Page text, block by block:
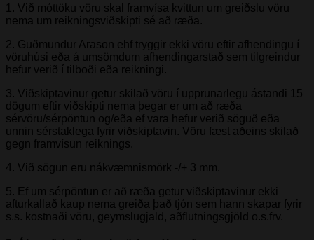
1. Við móttöku vöru skal framvísa kvittun um greiðslu vöru
nema um reikningsviðskipti sé að ræða.
2. Guðmundur Arason ehf tryggir ekki vöru eftir afhendingu í
vöruhúsi eða á umsömdum afhendingarstað sem tilgreindur
hefur verið í tilboði eða reikningi.
3. Viðskiptavinur getur skilað vöru í upprunarlegu ástandi 15
dögum eftir viðskipti nema þegar er um að ræða
sérvöru/sérpöntun og/eða ef vara hefur verið söguð eða
unnin sérstaklega fyrir viðskiptavin. Vöru fæst aðeins skilað
gegn framvísun reiknings.
4. Við sögun eru nákvæmnismörk -/+ 3 mm.
5. Ef um sérpöntun er að ræða getur viðskiptavinur ekki
afturkallað kaup nema greiða það tjón sem hann skapar fyrir
s.s. kostnaði vöru, geymslugjald, aðflutningsgjöld o.s.frv.